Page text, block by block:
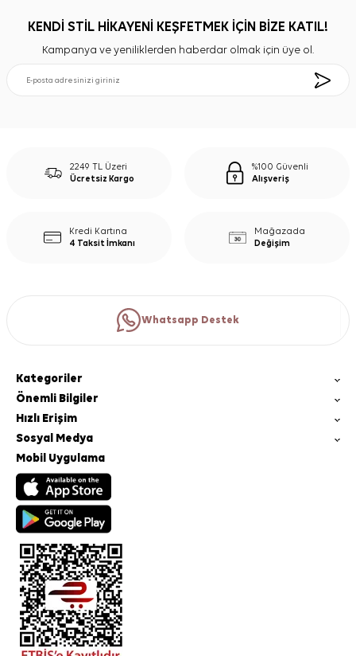
KENDİ STİL HİKAYENİ KEŞFETMEK İÇİN BİZE KATIL!
Kampanya ve yeniliklerden haberdar olmak için üye ol.
2249 TL Üzeri
Ücretsiz Kargo
%100 Güvenli
Alışveriş
Kredi Kartına
4 Taksit İmkanı
Mağazada
Değişim
Whatsapp Destek
Kategoriler
Önemli Bilgiler
Hızlı Erişim
Sosyal Medya
Mobil Uygulama